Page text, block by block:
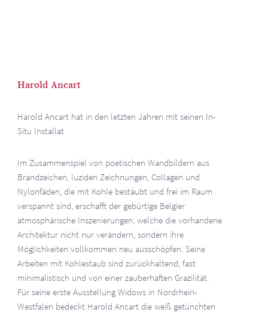
Harold Ancart
Harold Ancart hat in den letzten Jahren mit seinen In-
Situ Installat
Im Zusammenspiel von poetischen Wandbildern aus
Brandzeichen, luziden Zeichnungen, Collagen und
Nylonfäden, die mit Kohle bestäubt und frei im Raum
verspannt sind, erschafft der gebürtige Belgier
atmosphärische Inszenierungen, welche die vorhandene
Architektur nicht nur verändern, sondern ihre
Möglichkeiten vollkommen neu ausschöpfen. Seine
Arbeiten mit Kohlestaub sind zurückhaltend, fast
minimalistisch und von einer zauberhaften Grazilität.
Für seine erste Ausstellung Widows in Nordrhein-
Westfalen bedeckt Harold Ancart die weiß getünchten